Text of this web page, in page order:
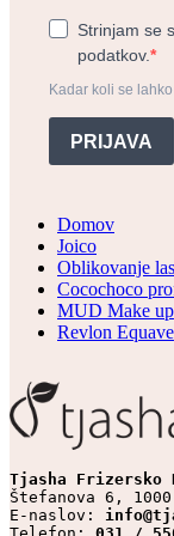
Strinjam se
podatkov.
Kadar koli se
PRIJAVA
Domov
Joico
Oblikovanje las
Cocochoco
MUD Make up
Revlon Equave
Tjasha Frizersko
Štefanova 6,
E-naslov: